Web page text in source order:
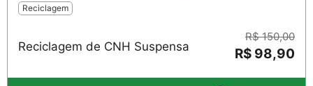
Reciclagem
Reciclagem de CNH Suspensa
R$ 150,00
R$ 98,90